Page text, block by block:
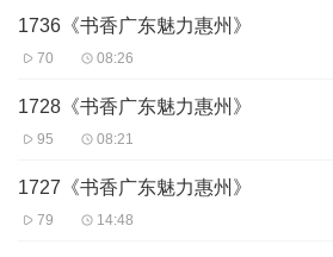
1736《书香广东魅力惠州》
70 08:26
1728《书香广东魅力惠州》
95 08:21
1727《书香广东魅力惠州》
79 14:48